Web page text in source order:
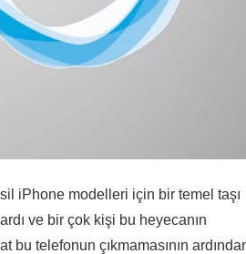
iPhone modelleri için bir temel taşı
ve bir çok kişi bu heyecanın
telefonun çıkmamasının